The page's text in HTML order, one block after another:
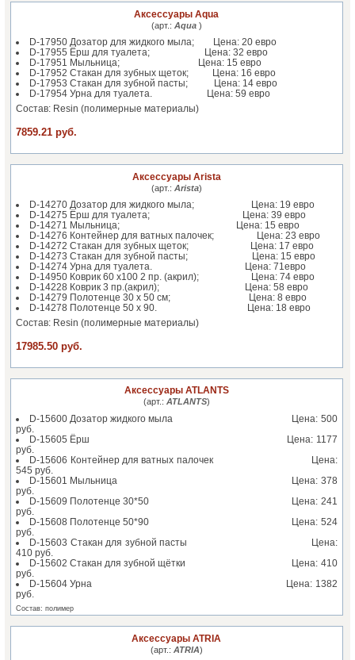
Аксессуары Aqua
(арт.: Aqua )
D-17950 Дозатор для жидкого мыла; Цена: 20 евро
D-17955 Ёрш для туалета; Цена: 32 евро
D-17951 Мыльница; Цена: 15 евро
D-17952 Стакан для зубных щеток; Цена: 16 евро
D-17953 Стакан для зубной пасты; Цена: 14 евро
D-17954 Урна для туалета. Цена: 59 евро
Состав: Resin (полимерные материалы)
7859.21 руб.
Аксессуары Arista
(арт.: Arista)
D-14270 Дозатор для жидкого мыла; Цена: 19 евро
D-14275 Ёрш для туалета; Цена: 39 евро
D-14271 Мыльница; Цена: 15 евро
D-14276 Контейнер для ватных палочек; Цена: 23 евро
D-14272 Стакан для зубных щеток; Цена: 17 евро
D-14273 Стакан для зубной пасты; Цена: 15 евро
D-14274 Урна для туалета. Цена: 71евро
D-14950 Коврик 60 х100 2 пр. (акрил); Цена: 74 евро
D-14228 Коврик 3 пр.(акрил); Цена: 58 евро
D-14279 Полотенце 30 х 50 см; Цена: 8 евро
D-14278 Полотенце 50 х 90. Цена: 18 евро
Состав: Resin (полимерные материалы)
17985.50 руб.
Аксессуары ATLANTS
(арт.: ATLANTS)
D-15600 Дозатор жидкого мыла Цена: 500
руб.
D-15605 Ёрш Цена: 1177
руб.
D-15606 Контейнер для ватных палочек Цена:
545 руб.
D-15601 Мыльница Цена: 378
руб.
D-15609 Полотенце 30*50 Цена: 241
руб.
D-15608 Полотенце 50*90 Цена: 524
руб.
D-15603 Стакан для зубной пасты Цена:
410 руб.
D-15602 Стакан для зубной щётки Цена: 410
руб.
D-15604 Урна Цена: 1382
руб.
Состав: полимер
6362.29 руб.
Аксессуары ATRIA
(арт.: ATRIA)